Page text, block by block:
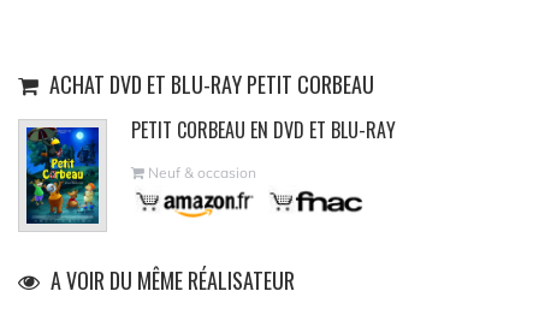
ACHAT DVD ET BLU-RAY PETIT CORBEAU
PETIT CORBEAU EN DVD ET BLU-RAY
Neuf & occasion
A VOIR DU MÊME RÉALISATEUR